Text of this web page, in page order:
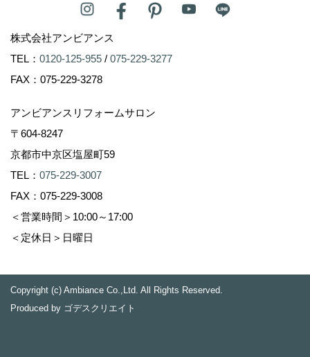
株式会社アンビアンス
TEL： 0120-125-955 / 075-229-3277
FAX：075-229-3278
アンビアンスリフォームサロン
〒604-8247
京都市中京区塩屋町59
TEL： 075-229-3007
FAX：075-229-3008
＜営業時間＞10:00～17:00
＜定休日＞日曜日
Copyright (c) Ambiance Co.,Ltd. All Rights Reserved.
Produced by ゴデスクリエイト